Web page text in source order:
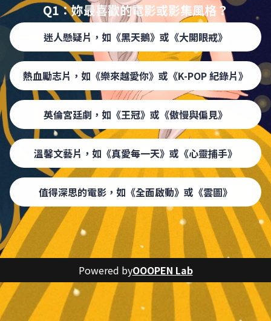
Q1：妳最喜歡的電影或影集風格？
迷人懸疑片，如《黑天鵝》或《大開眼戒》
熱血勵志片，如《樂來越愛你》或《K-POP 紀錄片》
英倫宮廷劇，如《王冠》或《傲慢與偏見》
溫馨文藝片，如《真愛每一天》或《心靈捕手》
值得深思的電影，如《全面啟動》或《雲圖》
Powered byOOOPEN Lab